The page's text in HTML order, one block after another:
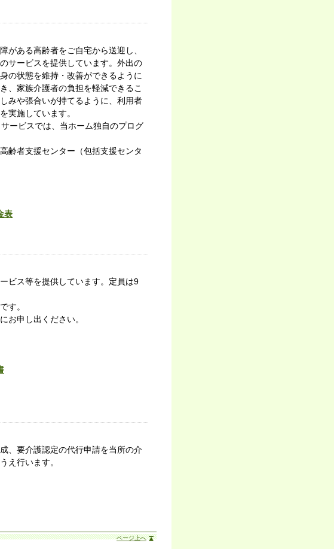
がある高齢者をご自宅から送迎し、
サービスを提供しています。外出の
の状態を維持・改善ができるように
、家族介護者の負担を軽減できるこ
みや張合いが持てるように、利用者
実施しています。
ービスでは、当ホーム独自のプログ
齢者支援センター（包括支援センタ
表
ビス等を提供しています。定員は9
す。
お申し出ください。
、要介護認定の代行申請を当所の介
え行います。
ページ上へ